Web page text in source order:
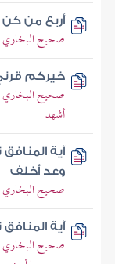
أربع من
صحيح البخاري
خيركم
صحيح البخاري
أشهد
آية
وعد أخلف
صحيح البخاري
آية المنافق
صحيح البخاري